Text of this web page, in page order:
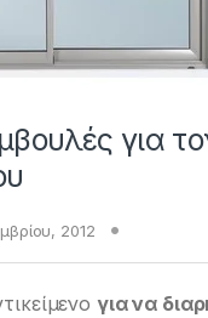
για
2012
για να